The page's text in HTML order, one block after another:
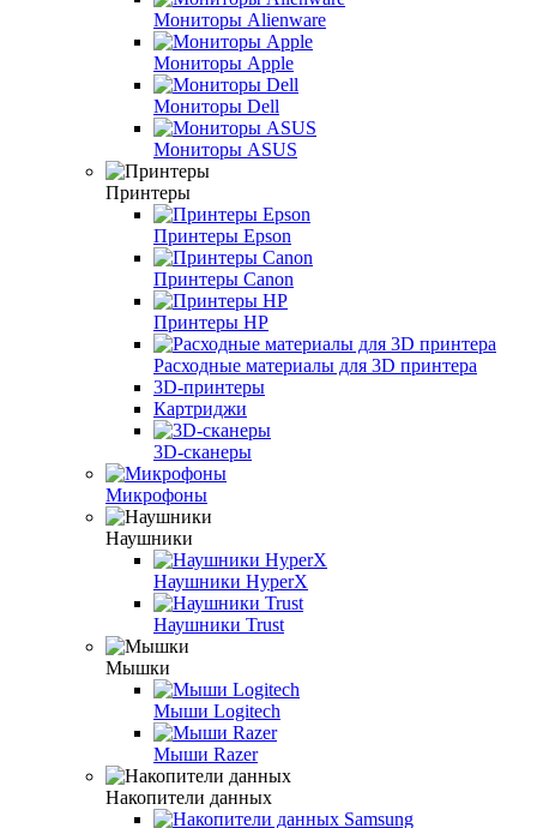
Мониторы Alienware
Мониторы Apple
Мониторы Dell
Мониторы ASUS
Принтеры
Принтеры Epson
Принтеры Canon
Принтеры HP
Расходные материалы для 3D принтера
3D-принтеры
Картриджи
3D-сканеры
Микрофоны
Наушники
Наушники HyperX
Наушники Trust
Мышки
Мыши Logitech
Мыши Razer
Накопители данных